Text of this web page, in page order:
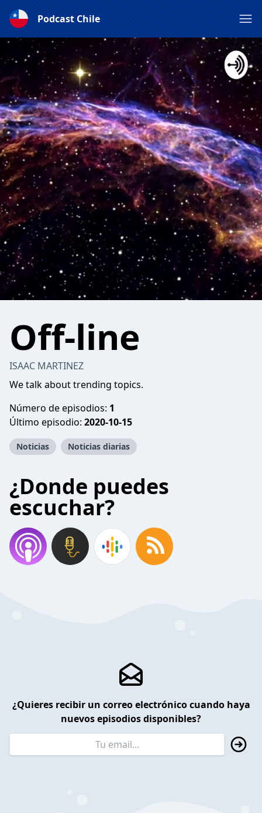
Podcast Chile
Off-line
ISAAC MARTINEZ
We talk about trending topics.
Número de episodios: 1
Último episodio: 2020-10-15
Noticias Noticias diarias
¿Donde puedes
escuchar?
¿Quieres recibir un correo electrónico cuando haya
nuevos episodios disponibles?